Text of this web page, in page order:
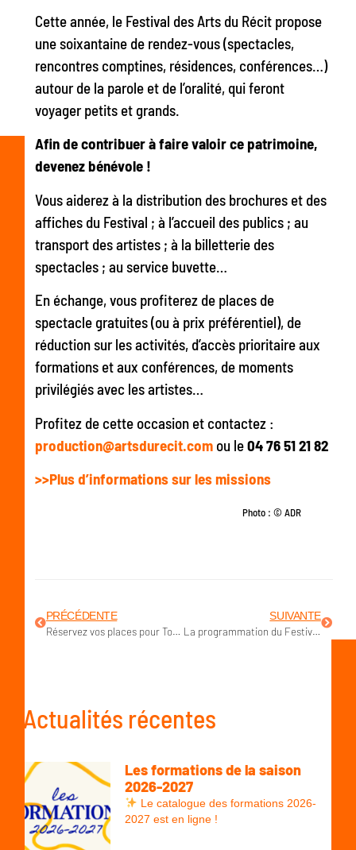
Cette année, le Festival des Arts du Récit propose
une soixantaine de rendez-vous(spectacles,
rencontres comptines, résidences, conférences…)
autour de la parole et de l’oralité, qui feront
voyager petits et grands.
Afin de contribuer à faire valoir ce patrimoine,
devenez bénévole !
Vous aiderez à la distribution des brochures et des
affiches du Festival ; à l’accueil des publics ; au
transport des artistes ; à la billetterie des
spectacles ; au service buvette…
En échange, vous profiterez de places de
spectacle gratuites (ou à prix préférentiel), de
réduction sur les activités, d’accès prioritaire aux
formations et aux conférences, de moments
privilégiés avec les artistes…
Profitez de cette occasion et contactez :
production@artsdurecit.comou le04 76 51 21 82
>>Plus d’informations sur les missions
Photo : © ADR
PRÉCÉDENTE
Réservez vos places pour Toc Toc Toc Monsieur Pouce !
SUIVANTE
La programmation du Festival est en ligne : à vos agendas !
Actualités récentes
Les formations de la saison
2026-2027
Le catalogue des formations 2026-
2027 est en ligne !